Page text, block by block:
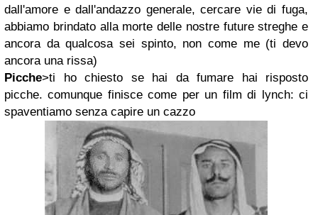
dall'amore e dall'andazzo generale, cercare vie di fuga,
abbiamo brindato alla morte delle nostre future streghe e
ancora da qualcosa sei spinto, non come me (ti devo
ancora una rissa)
Picche>ti ho chiesto se hai da fumare hai risposto
picche. comunque finisce come per un film di lynch: ci
spaventiamo senza capire un cazzo